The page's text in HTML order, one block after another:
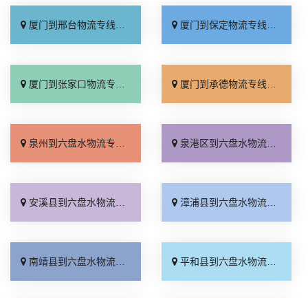
厦门到邢台物流专线_专业靠谱「上门提货」 厦门到保定物流专线_全程直达「高效运输」
厦门到张家口物流专线_全境派送「多久能到」 厦门到承德物流专线_专业调车「合理收费」
泉州到六盘水物流专线_实时反馈「送货上门」 泉港区到六盘水物流专线_快速响应「直通专线」
安溪县到六盘水物流专线_专业可靠「运费多少」 漳浦县到六盘水物流专线_市县派送「全境派送」
南靖县到六盘水物流专线_准时到货「实时跟踪 」 平和县到六盘水物流专线_专线直达「直达往返」